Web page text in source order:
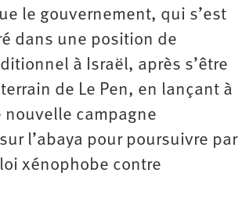
le gouvernement, qui s’est
dans une position de
à Israël, après s’être
de Le Pen, en lançant à
nouvelle campagne
l’abaya pour poursuivre par
xénophobe contre